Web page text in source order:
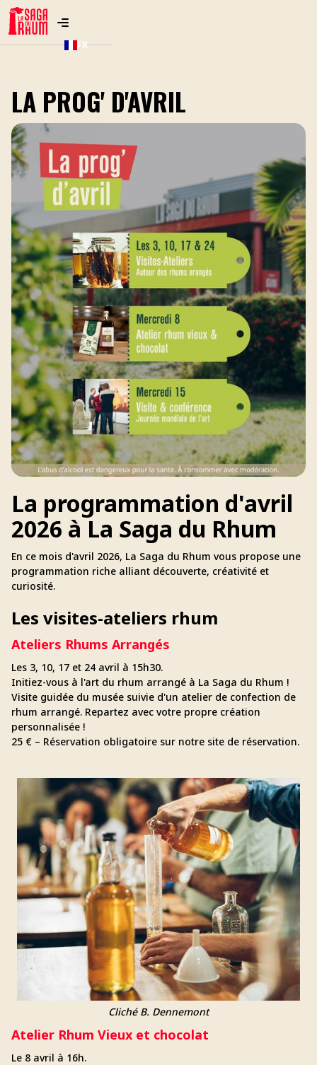
FR
LA PROG' D'AVRIL
La programmation d'avril
2026 à La Saga du Rhum
En ce mois d'avril 2026, La Saga du Rhum vous propose une
programmation riche alliant découverte, créativité et
curiosité.
Les visites-ateliers rhum
Ateliers Rhums Arrangés
Les 3, 10, 17 et 24 avril à 15h30.
Initiez-vous à l'art du rhum arrangé à La Saga du Rhum !
Visite guidée du musée suivie d'un atelier de confection de
rhum arrangé. Repartez avec votre propre création
personnalisée !
25 € – Réservation obligatoire sur notre site de réservation.
Cliché B. Dennemont
Atelier Rhum Vieux et chocolat
Le 8 avril à 16h.